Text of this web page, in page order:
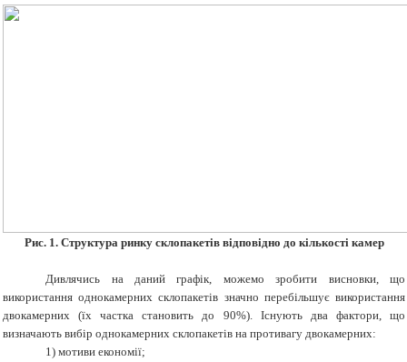
Рис. 1.Структура ринку склопакетів відповідно до кількості камер
Дивлячись на даний графік, можемо зробити висновки, що
використання однокамерних склопакетів значно перебільшує використання
двокамерних (їх частка становить до 90%). Існують два фактори, що
визначають вибір однокамерних склопакетів на противагу двокамерних:
1) мотиви економії;